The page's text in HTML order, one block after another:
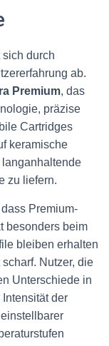
sich durch
ab.
Premium, das
präzise
Cartridges
keramische
zu liefern.
Premium-
besonders beim
bleiben erhalten
Nutzer, die
Unterschiede in
der